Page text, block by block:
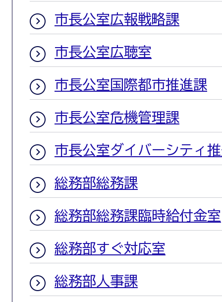
市長公室広報戦略課
市長公室広聴室
市長公室国際都市推進課
市長公室危機管理課
市長公室ダイバーシティ
総務部総務課
総務部総務課臨時給付金室
総務部すぐ対応室
総務部人事課